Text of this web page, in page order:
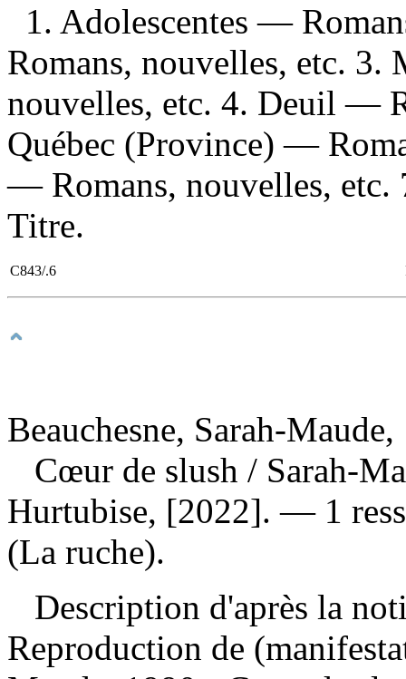
1. Adolescentes —
Romans, nouvelles, etc.
nouvelles, etc. 4. Deuil —
Québec (Province) —
— Romans, nouvelles, etc.
Titre.
C843/.6
Beauchesne, Sarah-
Cœur de slush / Sarah-
Hurtubise, [2022]. — 1
(La ruche).
Description d'après la
Reproduction de